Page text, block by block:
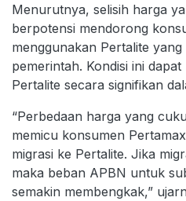
Menurutnya, selisih harga
berpotensi mendorong
menggunakan Pertalite
pemerintah. Kondisi ini
Pertalite secara signifikan
“Perbedaan harga yang
memicu konsumen
migrasi ke Pertalite. Jika
maka beban APBN untuk
semakin membengkak,”